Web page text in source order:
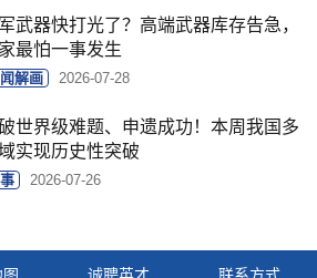
武器快打光了？高端武器库存告急，
最怕一事发生
解画 2026-07-28
世界级难题、申遗成功！本周我国多
实现历史性突破
2026-07-26